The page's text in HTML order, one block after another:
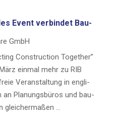
Event ver­bin­det Bau­
GmbH
Con­s­truc­tion Tog­e­ther”
ein­mal mehr zu RIB
Ver­an­stal­tung in eng­li­
an Pla­nungs­bü­ros und bau­
gleichermaßen …